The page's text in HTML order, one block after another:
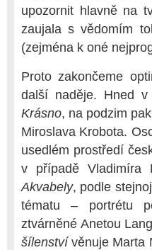
upozornit hlavně na
zaujala s vědomím
(zejména k oné
Proto zakončeme
další naděje. Hned
Krásno, na podzim
Miroslava Krobota.
usedlém prostředí
v případě Vladimíra
Akvabely, podle
tématu – portrétu
ztvárněné Anetou
šílenstvívěnuje Marta